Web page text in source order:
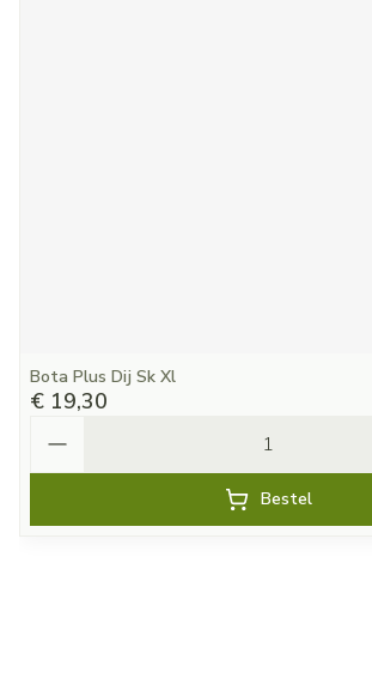
Bota Plus Dij Sk Xl
€ 19,30
Bestel